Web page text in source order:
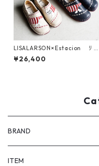
LISALARSON×Estacion リサ
ラーソン×エスタシオン マイ
キーモチーフ本革スリッポン
¥26,400
BRAND
SHOEL / シュール
ITEM